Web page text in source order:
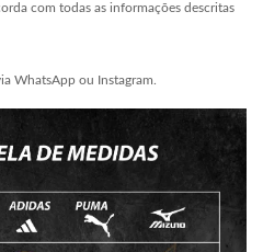
com todas as informações descritas
WhatsApp ou Instagram.